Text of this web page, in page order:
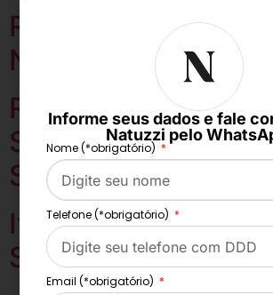
Rio de Janeiro – Z.
Natuzzi Editions
Rio de Janeiro –
Shopping –
Store
Itaipava – Natuzzi
Store
Informe seus dados e fale
Natuzzi pelo
Nome (*obrigatório)
Telefone (*obrigatório)
Email (*obrigatório)